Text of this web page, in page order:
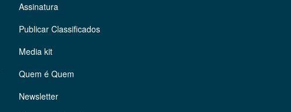
Assinatura
Publicar Classificados
Media kit
Quem é Quem
Newsletter